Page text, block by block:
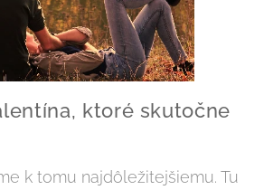
ktoré skutočne
k tomu najdôležitejšiemu. Tu